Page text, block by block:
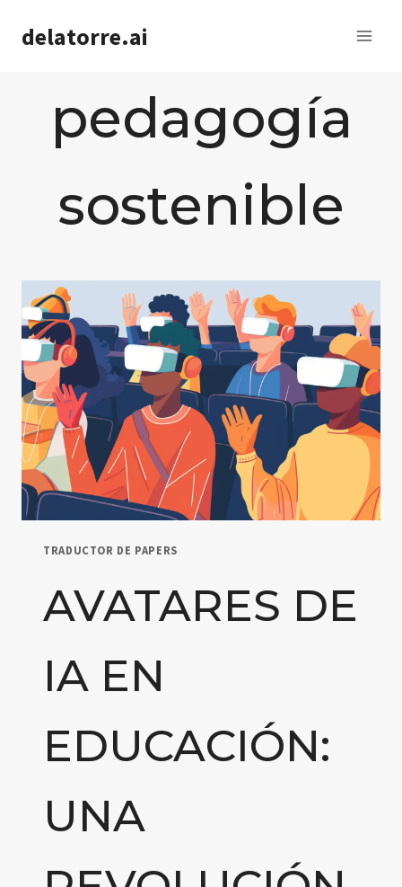
delatorre.ai
pedagogía
sostenible
TRADUCTOR DE PAPERS
AVATARES DE
IA EN
EDUCACIÓN:
UNA